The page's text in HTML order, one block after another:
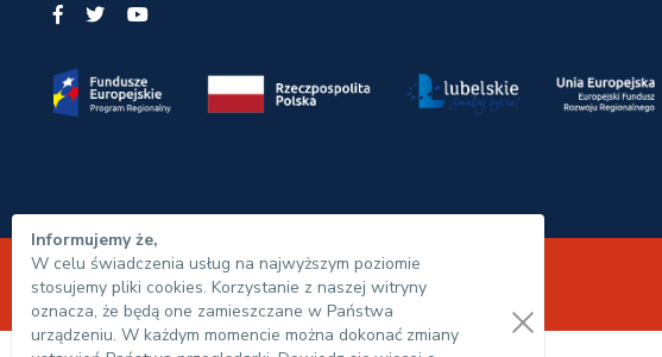
© Urząd Marszałkowski Województwa Lubelskiego 2022
Informujemy że,
W celu świadczenia usług na najwyższym poziomie
stosujemy pliki cookies. Korzystanie z naszej witryny
oznacza, że będą one zamieszczane w Państwa
urządzeniu. W każdym momencie można dokonać zmiany